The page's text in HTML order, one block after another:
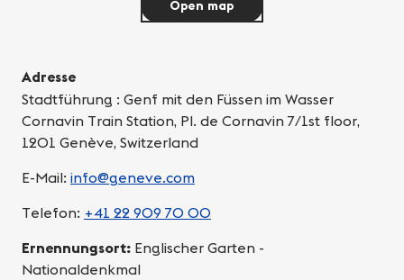
Adresse
Stadtführung : Genf mit den Füssen im Wasser
Cornavin Train Station, Pl. de Cornavin 7/1st floor,
1201 Genève, Switzerland
E-Mail: info@geneve.com
Telefon: +41 22 909 70 00
Ernennungsort: Englischer Garten -
Nationaldenkmal
Open map